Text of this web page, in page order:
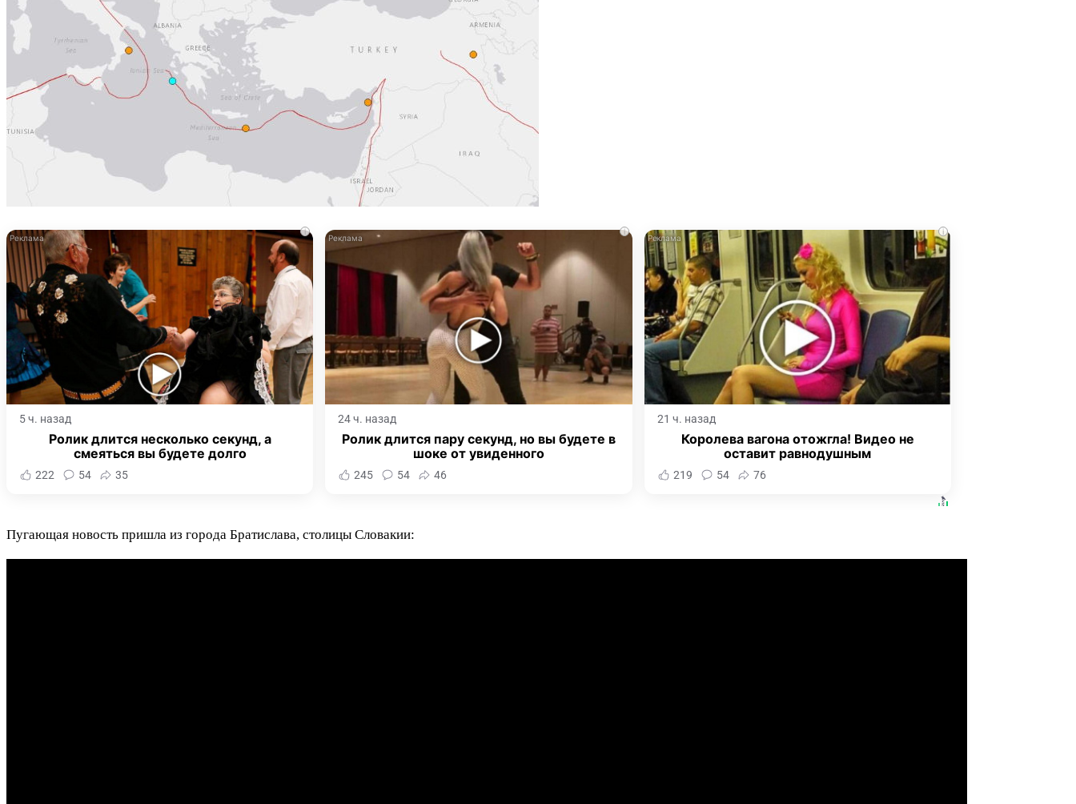
i
5 ч. назад
Ролик длится несколько секунд, а
смеяться вы будете долго
222 54 35
i
24 ч. назад
Ролик длится пару секунд, но вы будете в
шоке от увиденного
245 54 46
i
21 ч. назад
Королева вагона отожгла! Видео не
оставит равнодушным
219 54 76
Пугающая новость пришла из города Братислава, столицы Словакии: